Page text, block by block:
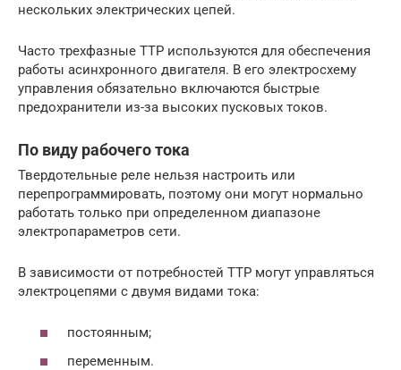
нескольких электрических цепей.
Часто трехфазные ТТР используются для обеспечения
работы асинхронного двигателя. В его электросхему
управления обязательно включаются быстрые
предохранители из-за высоких пусковых токов.
По виду рабочего тока
Твердотельные реле нельзя настроить или
перепрограммировать, поэтому они могут нормально
работать только при определенном диапазоне
электропараметров сети.
В зависимости от потребностей ТТР могут управляться
электроцепями с двумя видами тока:
постоянным;
переменным.